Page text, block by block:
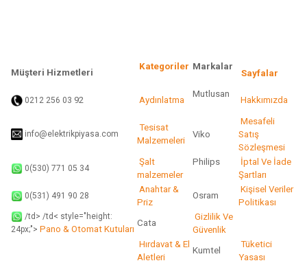
Müşteri Hizmetleri
Kategoriler Markalar
Sayfalar
0212 256 03 92 Aydınlatma
Mutlusan
Hakkımızda
info@elektrikpiyasa.com
Tesisat
Malzemeleri
Viko
Mesafeli
Satış
Sözleşmesi
0(530) 771 05 34
Şalt
malzemeler
Philips
İptal Ve İade
Şartları
0(531) 491 90 28
Anahtar &
Priz
Osram
Kişisel Veriler
Politikası
/td> /td< style="height:
24px;"> Pano & Otomat Kutuları
Cata
Gizlilik Ve
Güvenlik
Hırdavat & El
Aletleri
Kumtel
Tüketici
Yasası